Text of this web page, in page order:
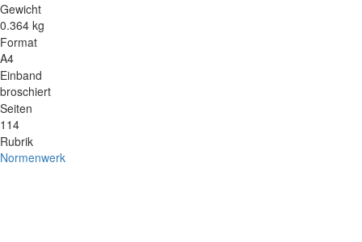
Gewicht
0.364 kg
Format
A4
Einband
broschiert
Seiten
114
Rubrik
Normenwerk